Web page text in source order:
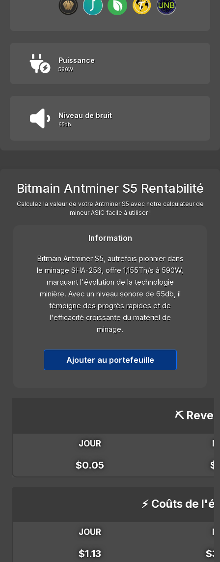
Puissance
590W
Niveau de bruit
65db
Bitmain Antminer S5 Rentabilité
Calculez la valeur de votre Antminer S5 avec notre calculateur de
mineur ASIC facile à utiliser !
Information
Bitmain Antminer S5, autrefois pionnier dans
le minage SHA-256, offre 1,155Th/s à 590W,
marquant l'évolution de la technologie
minière. Avec un niveau sonore de 65db, il
témoigne des progrès rapides et de
l'efficacité croissante du matériel de
minage.
Ajouter au portefeuille
⛏️
JOUR
$0.05
⚡ Coûts de
JOUR
$1.13